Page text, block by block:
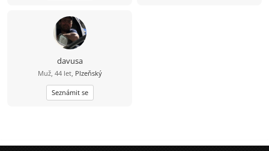
davusa
Muž, 44 let, Plzeňský
Seznámit se